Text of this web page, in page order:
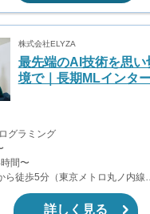
株式会社ELYZA
最先端のAI技術を思い
境で｜長期MLインタ
グラミング
間〜
本郷三丁目駅から徒
詳しく見る